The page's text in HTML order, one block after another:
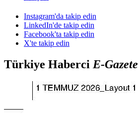
Instagram'da takip edin
LinkedIn'de takip edin
Facebook'ta takip edin
X'te takip edin
Türkiye Haberci E-Gazete